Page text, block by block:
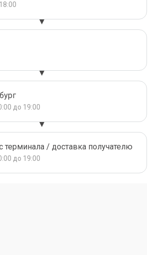
до 19:00
/ доставка получателю
до 19:00